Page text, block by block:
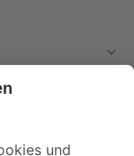
verpassen!